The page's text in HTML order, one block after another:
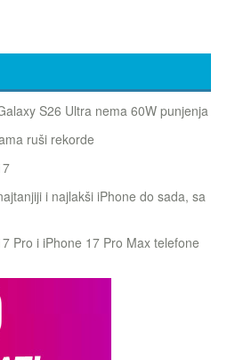
S26 Ultra nema 60W punjenja
ruši rekorde
i najlakši iPhone do sada, sa
Pro i iPhone 17 Pro Max telefone